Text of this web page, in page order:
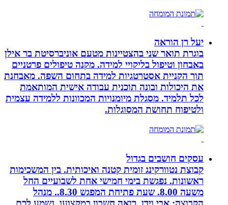
יעל רן הוראה
בוגרת תואר שני בהצטיינות מטעם אוניברסיטת בר אילן
באבחון וטיפול בליקויי למידה. מקנה טיפולים פרטניים
תוך הקניית אסטרטגיות למידה בתחום השפה. מאבחנת
את היכולות ובונה תוכנית עבודה אישית המותאמת
לכל תלמיד. מסגלת מיומנויות המכוונות ללמידה עצמית
ולטיפוח תחושת המסוגלות.
עסקים חושבים בגדול
קבוצת נטוורקינג זומית קטנה ואיכותית. בין המשכימות
ראשונות. נפגשת בימי חמישי אחת לשבועיים החל
משעה 8.00. שעת פתיחת המפגש 8.30.. מנהל